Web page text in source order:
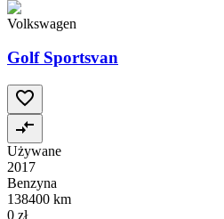
Volkswagen
Golf Sportsvan
Używane
2017
Benzyna
138400 km
0 zł